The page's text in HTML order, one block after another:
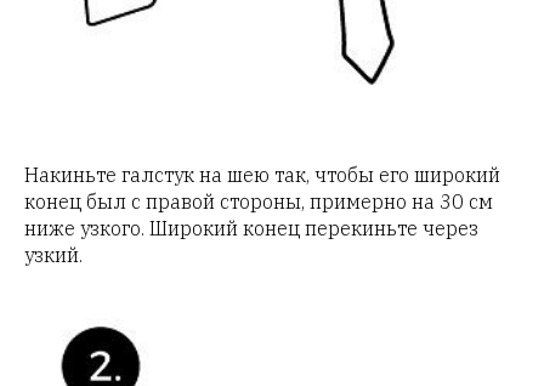
Накиньте галстук на шею так, чтобы его широкий
конец был с правой стороны, примерно на 30 см
ниже узкого. Широкий конец перекиньте через
узкий.